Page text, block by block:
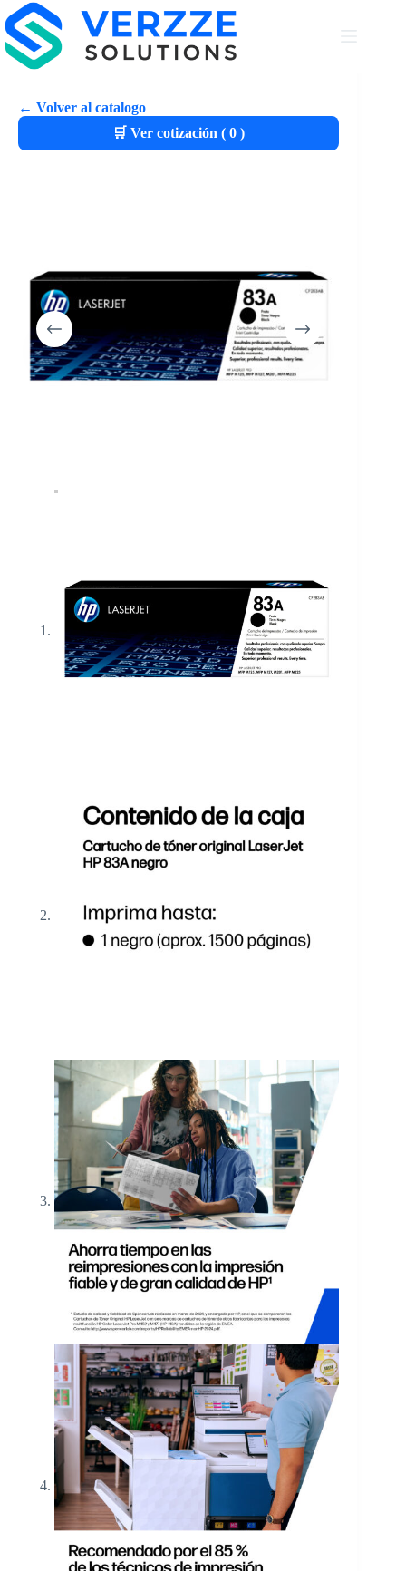
← Volver al catalogo
🛒 Ver cotización ( 0)